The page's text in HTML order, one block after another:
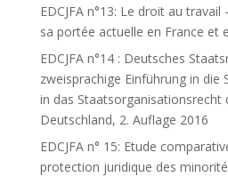
EDCJFA n°13: Le droit au
sa portée actuelle en France et
EDCJFA n°14 : Deutsches
zweisprachige Einführung in die
in das Staatsorganisationsrecht
Deutschland, 2. Auflage 2016
EDCJFA n° 15: Etude
protection juridique des